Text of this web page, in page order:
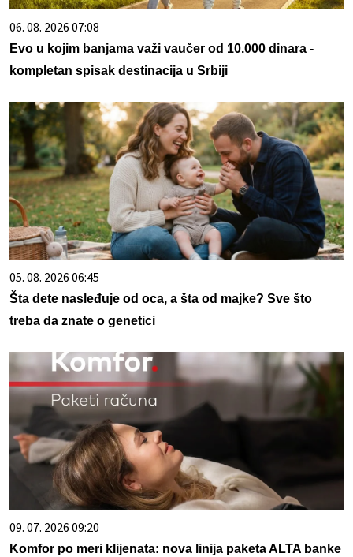
06. 08. 2026 07:08
Evo u kojim banjama važi vaučer od 10.000 dinara -
kompletan spisak destinacija u Srbiji
05. 08. 2026 06:45
Šta dete nasleđuje od oca, a šta od majke? Sve što
treba da znate o genetici
09. 07. 2026 09:20
Komfor po meri klijenata: nova linija paketa ALTA banke